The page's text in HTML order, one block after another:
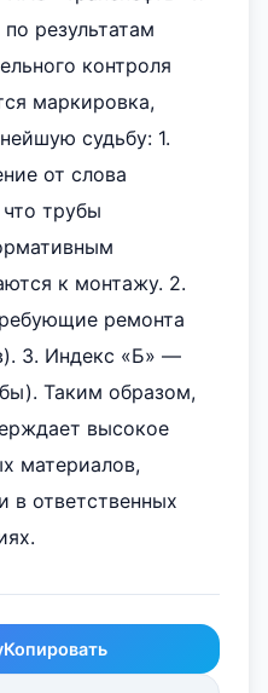
результатам
контроля
маркировка,
судьбу: 1.
от слова
трубы
к монтажу. 2.
ремонта
3. Индекс «Б» —
Таким образом,
высокое
материалов,
в ответственных
Копировать